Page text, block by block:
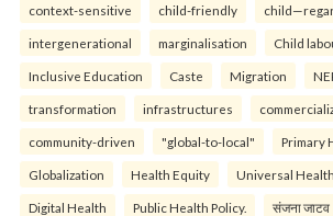
context-sensitive child-friendly
intergenerational marginalisation Child
Inclusive Education Caste Migration
transformation infrastructures
community-driven "global-to-local" Primary
Globalization Health Equity Universal
Digital Health Public Health Policy. संजना जाटव